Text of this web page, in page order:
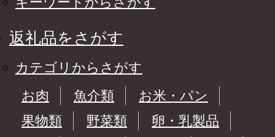
返礼品をさがす
カテゴリからさがす
お肉
魚介類
お米・パン
果物類
野菜類
卵・乳製品